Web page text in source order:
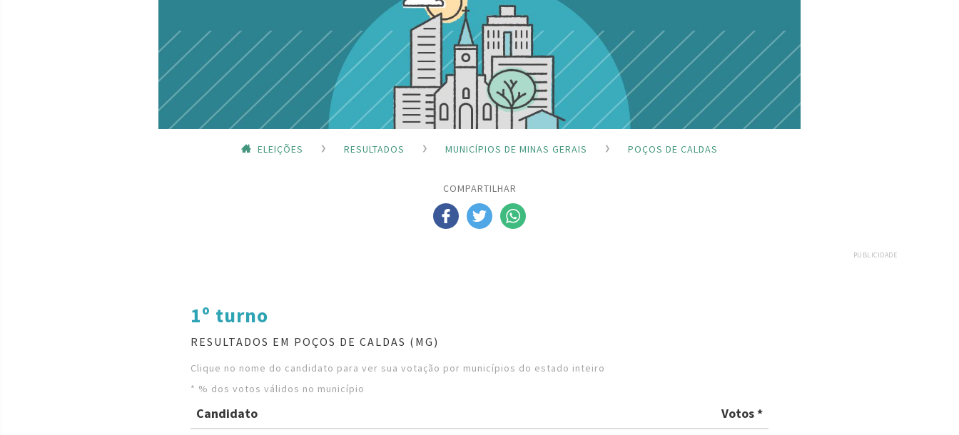
ELEIÇÕES RESULTADOS MUNICÍPIOS DE MINAS GERAIS POÇOS DE CALDAS
COMPARTILHAR
PUBLICIDADE
1º turno
RESULTADOS EM POÇOS DE CALDAS (MG)
Clique no nome do candidato para ver sua votação por municípios do estado inteiro
* % dos votos válidos no município
Candidato Votos *